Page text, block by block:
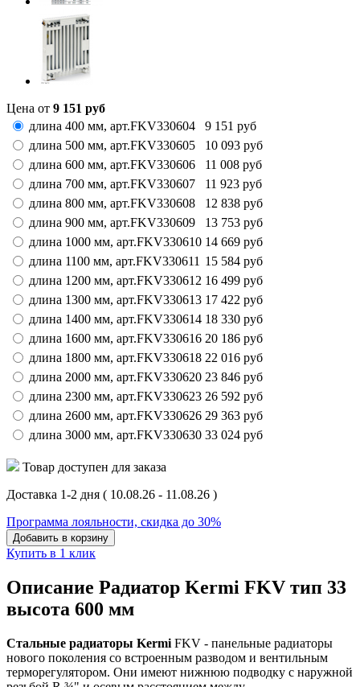
Цена от 9 151 руб
длина 400 мм, арт.FKV330604 9 151 руб
длина 500 мм, арт.FKV330605 10 093 руб
длина 600 мм, арт.FKV330606 11 008 руб
длина 700 мм, арт.FKV330607 11 923 руб
длина 800 мм, арт.FKV330608 12 838 руб
длина 900 мм, арт.FKV330609 13 753 руб
длина 1000 мм, арт.FKV330610 14 669 руб
длина 1100 мм, арт.FKV330611 15 584 руб
длина 1200 мм, арт.FKV330612 16 499 руб
длина 1300 мм, арт.FKV330613 17 422 руб
длина 1400 мм, арт.FKV330614 18 330 руб
длина 1600 мм, арт.FKV330616 20 186 руб
длина 1800 мм, арт.FKV330618 22 016 руб
длина 2000 мм, арт.FKV330620 23 846 руб
длина 2300 мм, арт.FKV330623 26 592 руб
длина 2600 мм, арт.FKV330626 29 363 руб
длина 3000 мм, арт.FKV330630 33 024 руб
Товар доступен для заказа
Доставка 1-2 дня ( 10.08.26 - 11.08.26 )
Программа лояльности, скидка до 30%
Добавить в корзину
Купить в 1 клик
Описание Радиатор Kermi FKV тип 33
высота 600 мм
Стальные радиаторы Kermi FKV - панельные радиаторы
нового поколения со встроенным разводом и вентильным
терморегулятором. Они имеют нижнюю подводку с наружной